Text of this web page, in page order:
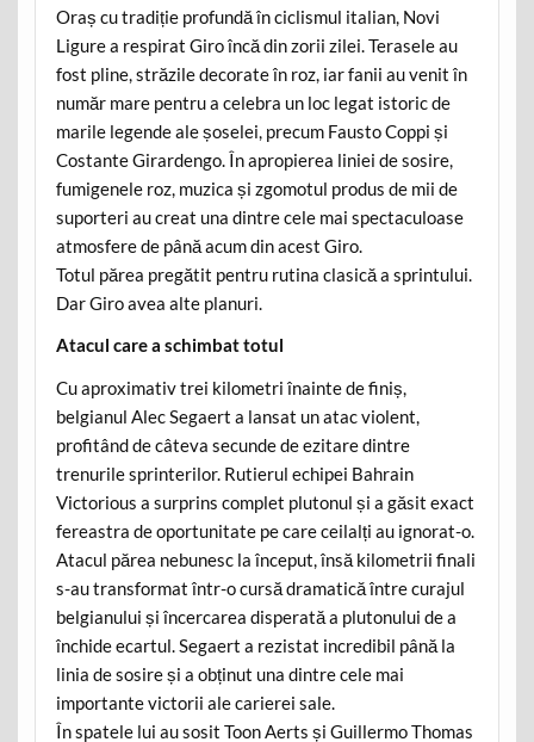
Oraș cu tradiție profundă în ciclismul italian, Novi
Ligure a respirat Giro încă din zorii zilei. Terasele au
fost pline, străzile decorate în roz, iar fanii au venit în
număr mare pentru a celebra un loc legat istoric de
marile legende ale șoselei, precum Fausto Coppi și
Costante Girardengo. În apropierea liniei de sosire,
fumigenele roz, muzica și zgomotul produs de mii de
suporteri au creat una dintre cele mai spectaculoase
atmosfere de până acum din acest Giro.
Totul părea pregătit pentru rutina clasică a sprintului.
Dar Giro avea alte planuri.
Atacul care a schimbat totul
Cu aproximativ trei kilometri înainte de finiș,
belgianul Alec Segaert a lansat un atac violent,
profitând de câteva secunde de ezitare dintre
trenurile sprinterilor. Rutierul echipei Bahrain
Victorious a surprins complet plutonul și a găsit exact
fereastra de oportunitate pe care ceilalți au ignorat-o.
Atacul părea nebunesc la început, însă kilometrii finali
s-au transformat într-o cursă dramatică între curajul
belgianului și încercarea disperată a plutonului de a
închide ecartul. Segaert a rezistat incredibil până la
linia de sosire și a obținut una dintre cele mai
importante victorii ale carierei sale.
În spatele lui au sosit Toon Aerts și Guillermo Thomas